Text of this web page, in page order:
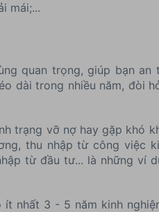
mái;...
quan trọng, giúp bạn an
dài trong nhiều năm, đòi
trạng vỡ nợ hay gặp khó
thu nhập từ công việc
từ đầu tư... là những ví
nhất 3 - 5 năm kinh